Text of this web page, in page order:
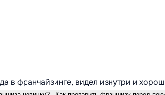
в франчайзинге, видел изнутри и